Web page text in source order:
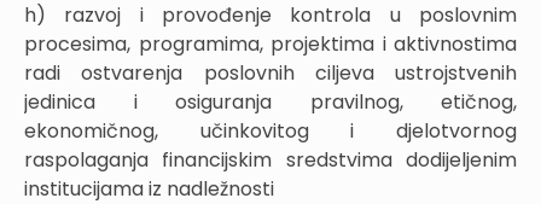
h) razvoj i provođenje kontrola u poslovnim
procesima, programima, projektima i aktivnostima
radi ostvarenja poslovnih ciljeva ustrojstvenih
jedinica i osiguranja pravilnog, etičnog,
ekonomičnog, učinkovitog i djelotvornog
raspolaganja financijskim sredstvima dodijeljenim
institucijama iz nadležnosti